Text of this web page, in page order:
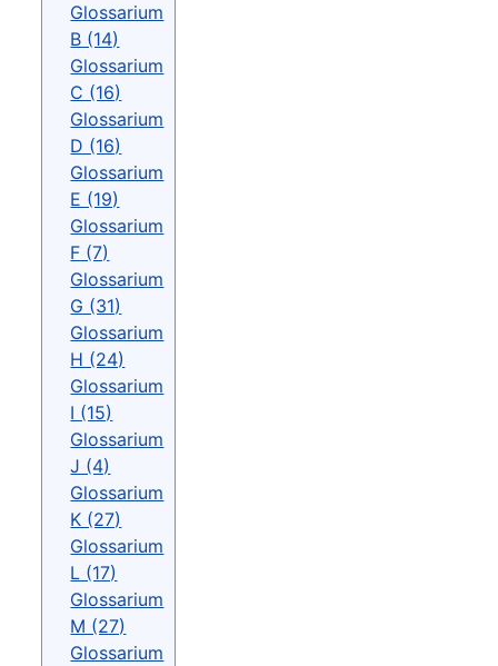
Glossarium
B (14)
Glossarium
C (16)
Glossarium
D (16)
Glossarium
E (19)
Glossarium
F (7)
Glossarium
G (31)
Glossarium
H (24)
Glossarium
I (15)
Glossarium
J (4)
Glossarium
K (27)
Glossarium
L (17)
Glossarium
M (27)
Glossarium